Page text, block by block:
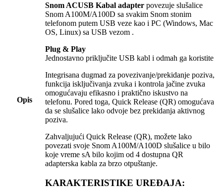
Opis
Snom ACUSB Kabal adapter povezuje slušalice
Snom A100M/A100D sa svakim Snom stonim
telefonom putem USB veze kao i PC (Windows, Mac
OS, Linux) sa USB vezom .
Plug & Play
Jednostavno priključite USB kabl i odmah ga koristite
Integrisana dugmad za povezivanje/prekidanje poziva,
funkcija isključivanja zvuka i kontrola jačine zvuka
omogućavaju efikasno i praktično iskustvo na
telefonu. Pored toga, Quick Release (QR) omogućava
da se slušalice lako odvoje bez prekidanja aktivnog
poziva.
Zahvaljujući Quick Release (QR), možete lako
povezati svoje Snom A100M/A100D slušalice u bilo
koje vreme sA bilo kojim od 4 dostupna QR
adapterska kabla za brzo otpuštanje.
KARAKTERISTIKE UREĐAJA: